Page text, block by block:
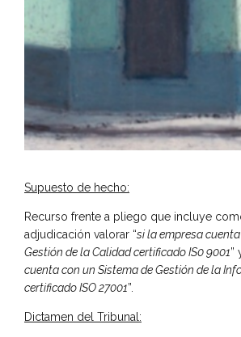
Supuesto de hecho:
Recurso frente a pliego que incluye
adjudicación valorar “si la empresa
Gestión de la Calidad certificado IS0 9001”
cuenta con un Sistema de Gestión de la
certificado ISO 27001”.
Dictamen del Tribunal: